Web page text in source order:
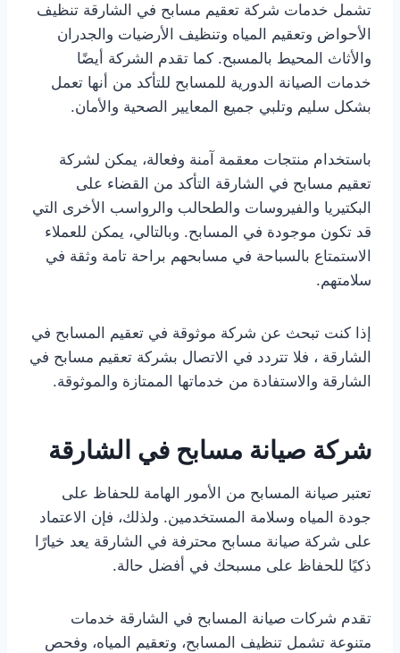
تشمل خدمات شركة تعقيم مسابح في الشارقة تنظيف
الأحواض وتعقيم المياه وتنظيف الأرضيات والجدران
والأثاث المحيط بالمسبح. كما تقدم الشركة أيضًا
خدمات الصيانة الدورية للمسابح للتأكد من أنها تعمل
بشكل سليم وتلبي جميع المعايير الصحية والأمان.
باستخدام منتجات معقمة آمنة وفعالة، يمكن لشركة
تعقيم مسابح في الشارقة التأكد من القضاء على
البكتيريا والفيروسات والطحالب والرواسب الأخرى التي
قد تكون موجودة في المسابح. وبالتالي، يمكن للعملاء
الاستمتاع بالسباحة في مسابحهم براحة تامة وثقة في
سلامتهم.
إذا كنت تبحث عن شركة موثوقة في تعقيم المسابح في
الشارقة ، فلا تتردد في الاتصال بشركة تعقيم مسابح في
الشارقة والاستفادة من خدماتها الممتازة والموثوقة.
شركة صيانة مسابح في الشارقة
تعتبر صيانة المسابح من الأمور الهامة للحفاظ على
جودة المياه وسلامة المستخدمين. ولذلك، فإن الاعتماد
على شركة صيانة مسابح محترفة في الشارقة يعد خيارًا
ذكيًا للحفاظ على مسبحك في أفضل حالة.
تقدم شركات صيانة المسابح في الشارقة خدمات
متنوعة تشمل تنظيف المسابح، وتعقيم المياه، وفحص